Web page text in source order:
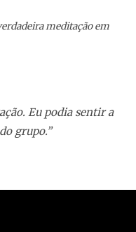
meditação em
Eu podia sentir a
grupo.”